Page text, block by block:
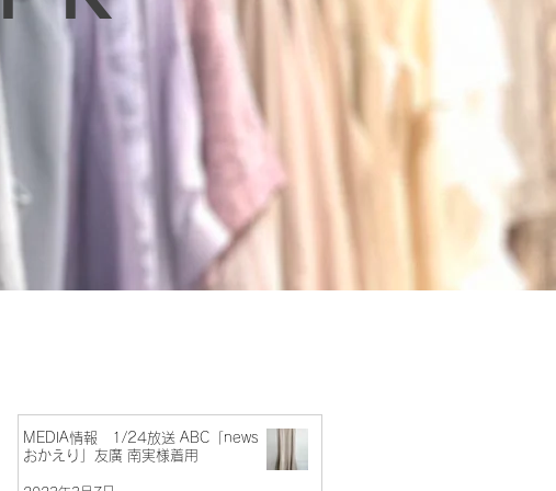
MEDIA情報 1/24放送 ABC「news
おかえり」友廣 南実様着用